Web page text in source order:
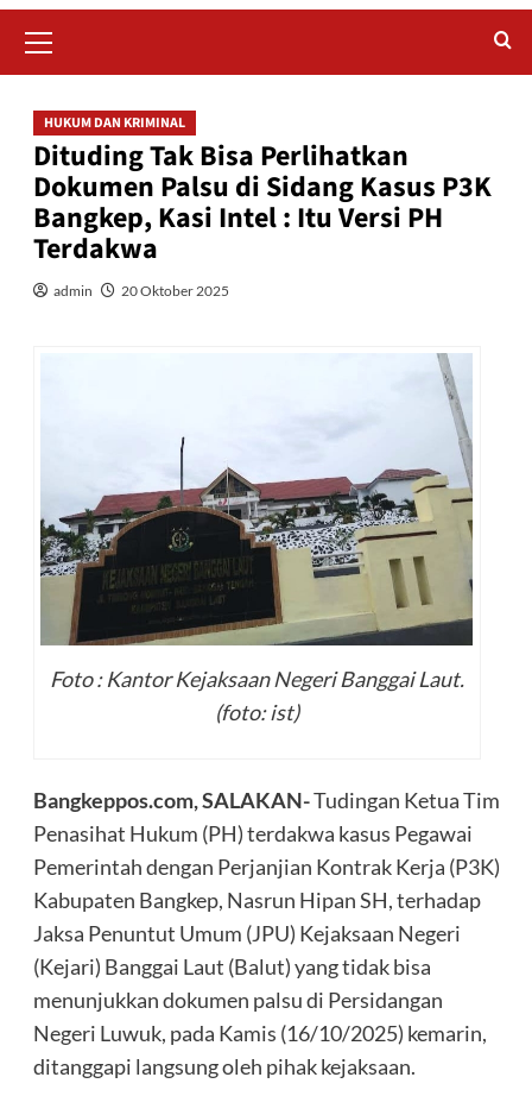
Menu
HUKUM DAN KRIMINAL
Dituding Tak Bisa Perlihatkan
Dokumen Palsu di Sidang Kasus P3K
Bangkep, Kasi Intel : Itu Versi PH
Terdakwa
admin 20 Oktober 2025
Foto : Kantor Kejaksaan Negeri Banggai Laut.
(foto: ist)
Bangkeppos.com, SALAKAN-Tudingan Ketua Tim
Penasihat Hukum (PH) terdakwa kasus Pegawai
Pemerintah dengan Perjanjian Kontrak Kerja (P3K)
Kabupaten Bangkep, Nasrun Hipan SH, terhadap
Jaksa Penuntut Umum (JPU) Kejaksaan Negeri
(Kejari) Banggai Laut (Balut) yang tidak bisa
menunjukkan dokumen palsu di Persidangan
Negeri Luwuk, pada Kamis (16/10/2025) kemarin,
ditanggapi langsung oleh pihak kejaksaan.